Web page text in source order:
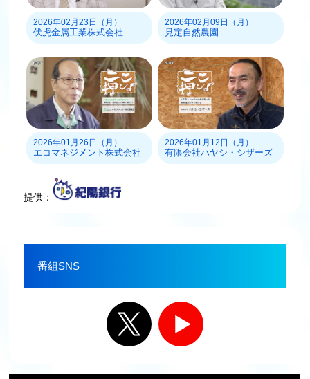
2026年02月23日（月）
伏虎金属工業株式会社
2026年02月09日（月）
見定自然農園
2026年01月26日（月）
エコマネジメント株式会社
2026年01月12日（月）
有限会社ハヤシ・シザーズ
提供：
番組SNS